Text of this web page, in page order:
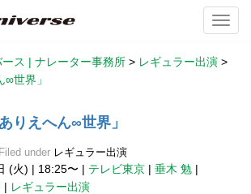
ス | ナレーター事務所 > レギュラー出演 >
世界」
りえへん∞世界」
Filed under レギュラー出演
(火) | 18:25〜 | テレビ東京 | 垂木 勉 |
| レギュラー出演